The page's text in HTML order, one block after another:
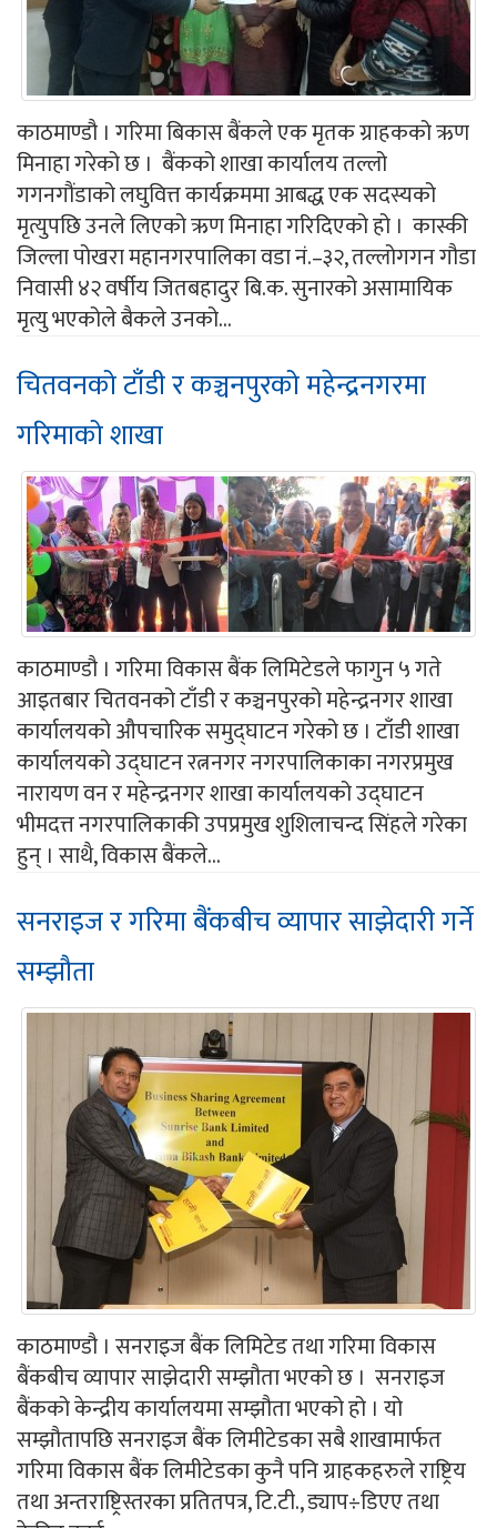
काठमाण्डौ । गरिमा बिकास बैंकले एक मृतक ग्राहकको ऋण
मिनाहा गरेको छ । बैंकको शाखा कार्यालय तल्लो
गगनगौंडाको लघुवित्त कार्यक्रममा आबद्ध एक सदस्यको
मृत्युपछि उनले लिएको ऋण मिनाहा गरिदिएको हो । कास्की
जिल्ला पोखरा महानगरपालिका वडा नं.–३२, तल्लोगगन गौडा
निवासी ४२ वर्षीय जितबहादुर बि.क. सुनारको असामायिक
मृत्यु भएकोले बैकले उनको...
चितवनको टाँडी र कञ्चनपुरको महेन्द्रनगरमा
गरिमाको शाखा
काठमाण्डौ । गरिमा विकास बैंक लिमिटेडले फागुन ५ गते
आइतबार चितवनको टाँडी र कञ्चनपुरको महेन्द्रनगर शाखा
कार्यालयको औपचारिक समुद्घाटन गरेको छ । टाँडी शाखा
कार्यालयको उद्घाटन रत्ननगर नगरपालिकाका नगरप्रमुख
नारायण वन र महेन्द्रनगर शाखा कार्यालयको उद्घाटन
भीमदत्त नगरपालिकाकी उपप्रमुख शुशिलाचन्द सिंहले गरेका
हुन् । साथै, विकास बैंकले...
सनराइज र गरिमा बैंकबीच व्यापार साझेदारी गर्ने
सम्झौता
काठमाण्डौ । सनराइज बैंक लिमिटेड तथा गरिमा विकास
बैंकबीच व्यापार साझेदारी सम्झौता भएको छ । सनराइज
बैंकको केन्द्रीय कार्यालयमा सम्झौता भएको हो । यो
सम्झौतापछि सनराइज बैंक लिमीटेडका सबै शाखामार्फत
गरिमा विकास बैंक लिमीटेडका कुनै पनि ग्राहकहरुले राष्ट्रिय
तथा अन्तराष्ट्रिस्तरका प्रतितपत्र, टि.टी., ड्याप÷डिएए तथा